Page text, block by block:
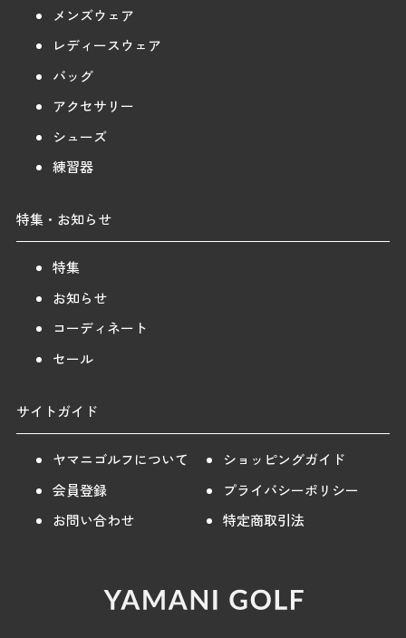
メンズウェア
レディースウェア
バッグ
アクセサリー
シューズ
練習器
特集・お知らせ
特集
お知らせ
コーディネート
セール
サイトガイド
ヤマニゴルフについて
ショッピングガイド
会員登録
プライバシーポリシー
お問い合わせ
特定商取引法